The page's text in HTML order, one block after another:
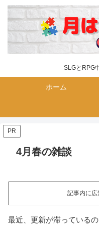
SLGとRPG
ホーム
PR
4月春の雑談
記事内に広
最近、更新が滞っている